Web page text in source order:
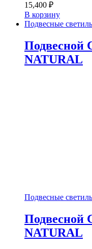
15,400 ₽
В корзину
Подвесные
Подвесной
NATURAL
Подвесные
Подвесной
NATURAL